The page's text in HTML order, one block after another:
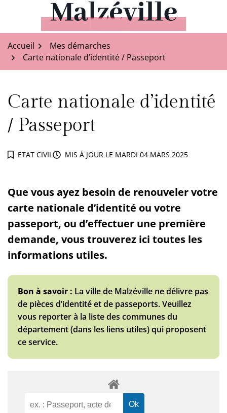
contenu
Malzéville
Accueil
Mes démarches
Carte nationale d’identité / Passeport
Carte nationale d’identité
/ Passeport
ETAT CIVIL MIS À JOUR LE MARDI 04 MARS 2025
Que vous ayez besoin de renouveler votre
carte nationale d’identité ou votre
passeport, ou d’effectuer une première
demande, vous trouverez ici toutes les
informations utiles.
Bon à savoir : La ville de Malzéville ne délivre pas
de pièces d’identité et de passeports. Veuillez
vous reporter à la liste des communes du
département (dans les liens utiles) qui proposent
ce service.